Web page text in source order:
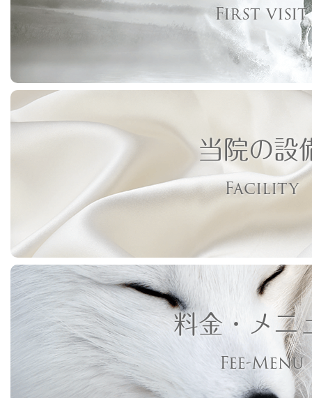
First visit
当院の設
Facility
料金・メニ
Fee-Menu